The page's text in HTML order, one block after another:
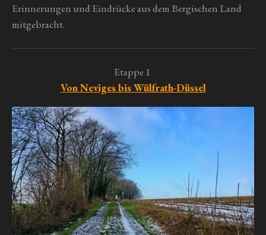
Erinnerungen und Eindrücke aus dem Bergischen Land
mitgebracht.
Etappe 1
Von Neviges bis Wülfrath-Düssel